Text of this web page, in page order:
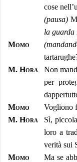
cose
(pausa)
la guarda
Momo
M. Hora
Non
per
Momo
Vogliono
M. Hora
Sì,
loro a
verità sui
Momo
Ma se